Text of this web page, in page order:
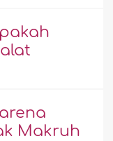
Makruh